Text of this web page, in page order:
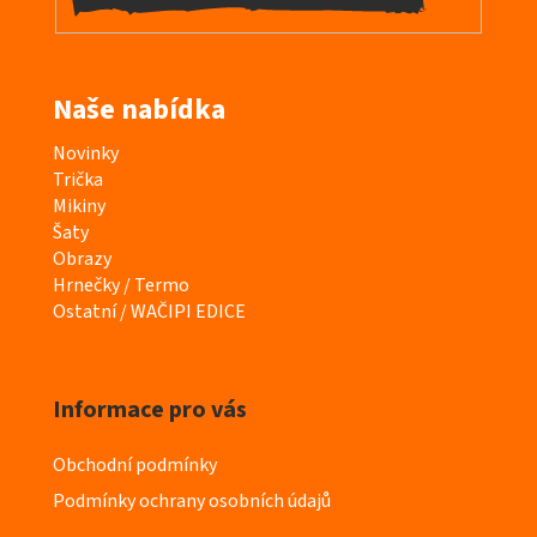
Naše nabídka
K
a
t
e
g
o
r
Novinky
Trička
Mikiny
Šaty
Obrazy
Hrnečky / Termo
Ostatní / WAČIPI EDICE
Informace pro vás
Obchodní podmínky
Podmínky ochrany osobních údajů